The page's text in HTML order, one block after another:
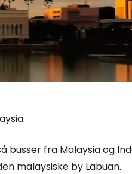
busser fra Malaysia og
malaysiske by Labuan.